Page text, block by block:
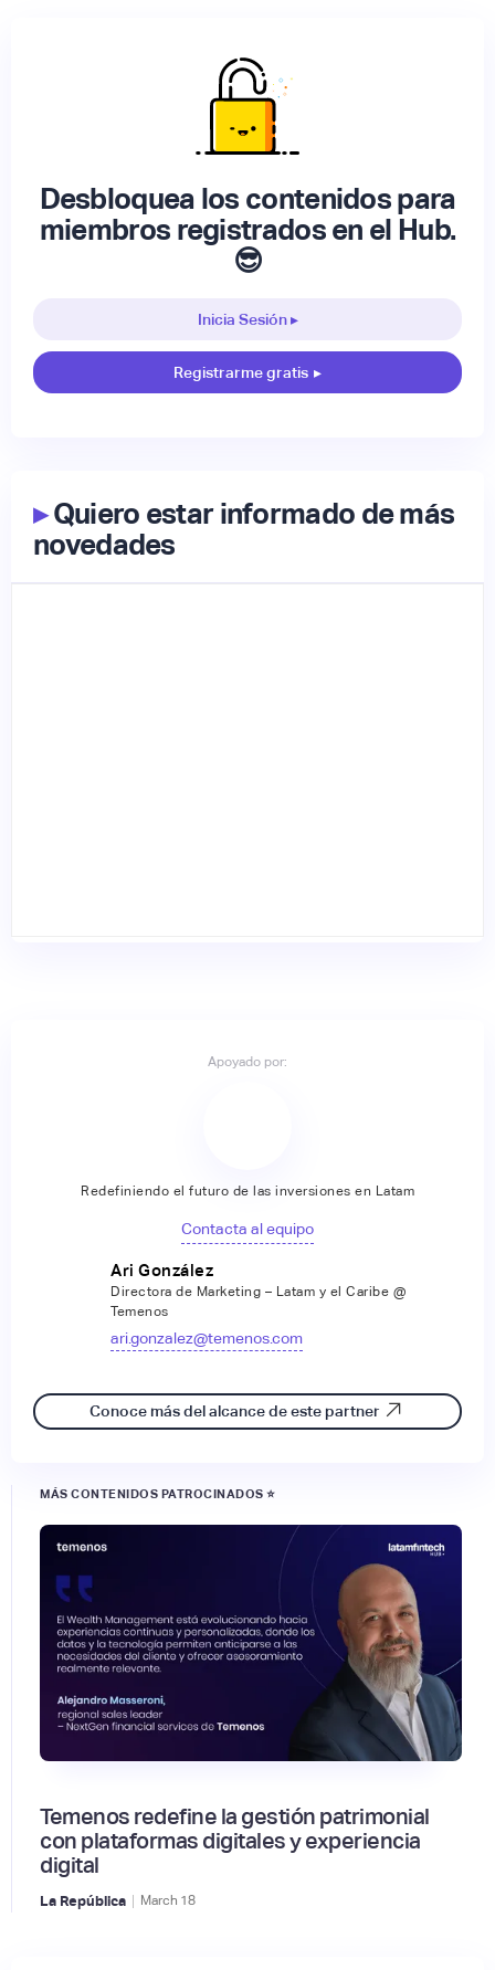
Desbloquea los contenidos para
miembros registrados en el Hub.
😎
Inicia Sesión ▸
Registrarme gratis ▸
▸Quiero estar informado de más
novedades
Apoyado por:
Redefiniendo el futuro de las inversiones en Latam
Contacta al equipo
Ari González
Directora de Marketing – Latam y el Caribe @
Temenos
ari.gonzalez@temenos.com
Conoce más del alcance de este partner
MÁS CONTENIDOS PATROCINADOS ⭐
Temenos redefine la gestión patrimonial
con plataformas digitales y experiencia
digital
La República | March 18